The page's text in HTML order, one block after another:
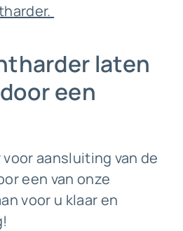
laten
een
aansluiting van de
een van onze
voor u klaar en